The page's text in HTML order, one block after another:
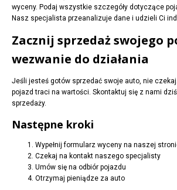
wyceny. Podaj wszystkie szczegóły dotyczące
Nasz specjalista przeanalizuje dane i udzieli Ci
Zacznij sprzedaż swojego
wezwanie do działania
Jeśli jesteś gotów sprzedać swoje auto, nie
pojazd traci na wartości. Skontaktuj się z nami
sprzedaży.
Następne kroki
Wypełnij formularz wyceny na naszej
Czekaj na kontakt naszego specjalisty
Umów się na odbiór pojazdu
Otrzymaj pieniądze za auto